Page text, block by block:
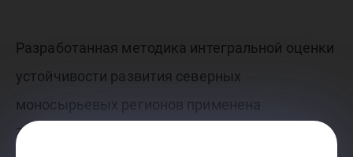
Разработанная методика интегральной оценки
устойчивости развития северных
моносырьевых регионов применена
Территориальным управлением Росимущества